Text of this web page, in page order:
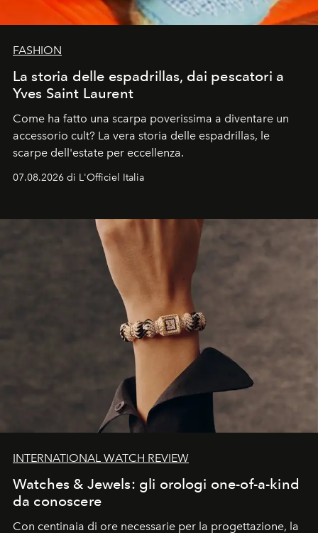
FASHION
La storia delle espadrillas, dai pescatori a
Yves Saint Laurent
Come ha fatto una scarpa poverissima a diventare un
accessorio cult? La vera storia delle espadrillas, le
scarpe dell'estate per eccellenza.
07.08.2026 di L'Officiel Italia
INTERNATIONAL WATCH REVIEW
Watches & Jewels: gli orologi one-of-a-kind
da conoscere
Con centinaia di ore necessarie per la progettazione, la